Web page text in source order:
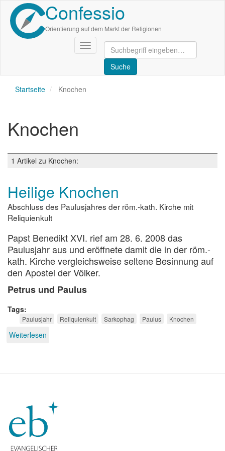
Direkt
zum
Inhalt
Confessio
Orientierung auf dem Markt der Religionen
Navigation
aktivieren/deaktivieren
Startseite Knochen
Knochen
1 Artikel zu Knochen:
Heilige Knochen
Abschluss des Paulusjahres der röm.-kath. Kirche mit
Reliquienkult
Papst Benedikt XVI. rief am 28. 6. 2008 das
Paulusjahr aus und eröffnete damit die in der röm.-
kath. Kirche vergleichsweise seltene Besinnung auf
den Apostel der Völker.
Petrus und Paulus
Tags
Paulusjahr Reliquienkult Sarkophag Paulus Knochen
Weiterlesen